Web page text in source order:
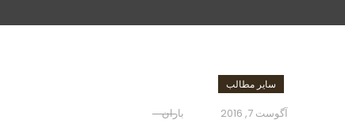
سایر مطالب
آگوست 7, 2016 باران